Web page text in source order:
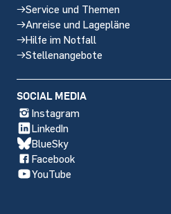
Service und Themen
Anreise und Lagepläne
Hilfe im Notfall
Stellenangebote
SOCIAL MEDIA
Instagram
LinkedIn
BlueSky
Facebook
YouTube